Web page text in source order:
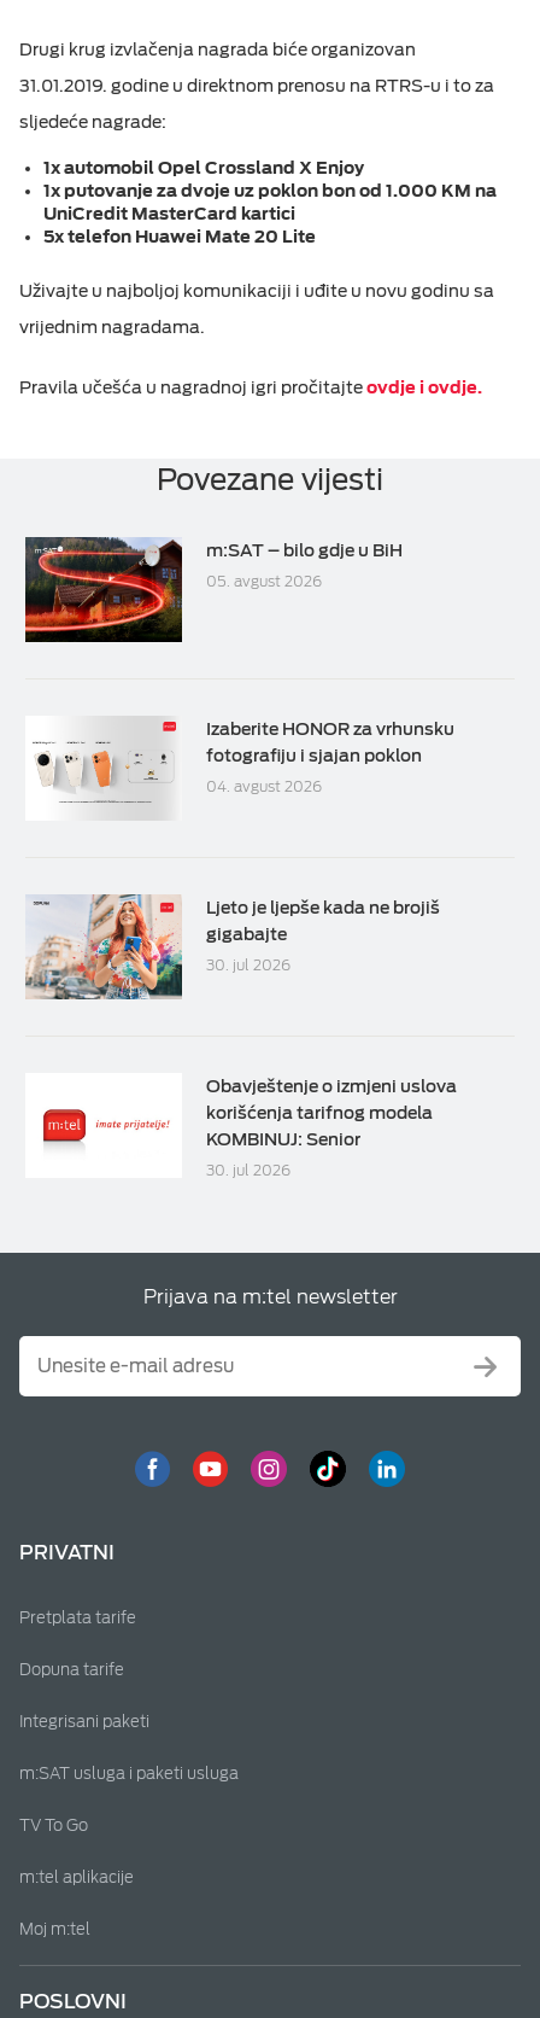
Drugi krug izvlačenja nagrada biće organizovan
31.01.2019. godine u direktnom prenosu na RTRS-u i to za
sljedeće nagrade:
1x automobil Opel Crossland X Enjoy
1x putovanje za dvoje uz poklon bon od 1.000 KM na
UniCredit MasterCard kartici
5x telefon Huawei Mate 20 Lite
Uživajte u najboljoj komunikaciji i uđite u novu godinu sa
vrijednim nagradama.
Pravila učešća u nagradnoj igri pročitajteovdje iovdje.
Povezane vijesti
m:SAT – bilo gdje u BiH
05. avgust 2026
Izaberite HONOR za vrhunsku
fotografiju i sjajan poklon
04. avgust 2026
Ljeto je ljepše kada ne brojiš
gigabajte
30. jul 2026
Obavještenje o izmjeni uslova
korišćenja tarifnog modela
KOMBINUJ: Senior
30. jul 2026
Prijava na m:tel newsletter
PRIVATNI
Pretplata tarife
Dopuna tarife
Integrisani paketi
m:SAT usluga i paketi usluga
TV To Go
m:tel aplikacije
Moj m:tel
POSLOVNI